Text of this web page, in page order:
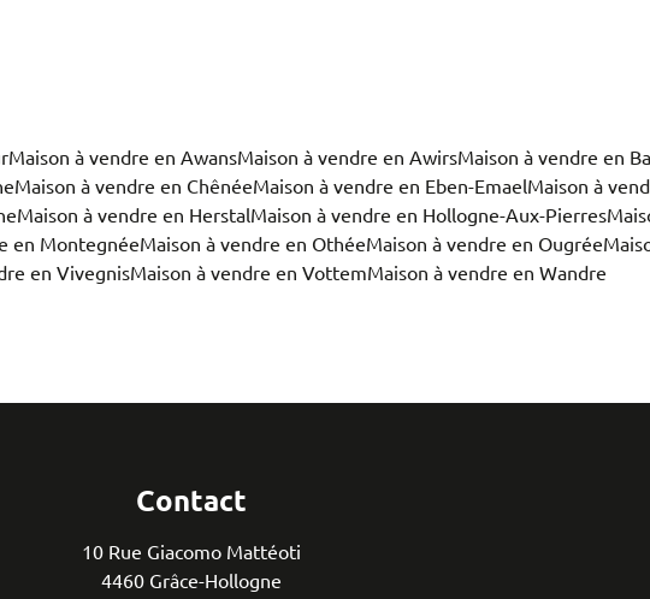
Maison à vendre en AwansMaison à vendre en AwirsMaison à vendre en
Maison à vendre en ChênéeMaison à vendre en Eben-EmaelMaison à
Maison à vendre en HerstalMaison à vendre en Hollogne-Aux-Pierres
en MontegnéeMaison à vendre en OthéeMaison à vendre en Ougrée
en VivegnisMaison à vendre en VottemMaison à vendre en Wandre
Contact
10 Rue Giacomo Mattéoti
4460 Grâce-Hollogne